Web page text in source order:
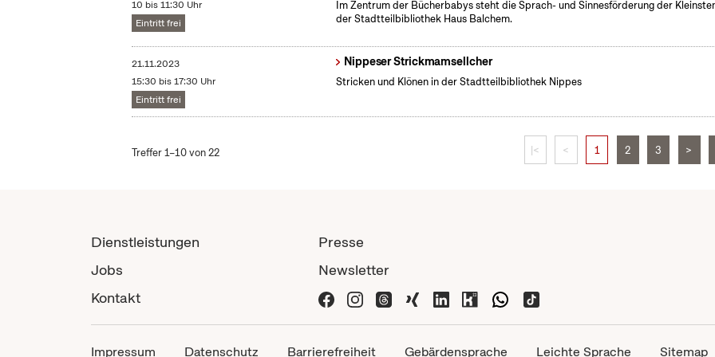
10 bis 11:30 Uhr
Eintritt frei
Im Zentrum der Bücherbabys steht die Sprach- und Sinnesförderung der
der Stadtteilbibliothek Haus Balchem.
21.11.2023
15:30 bis 17:30 Uhr
Eintritt frei
Nippeser Strickmamsellcher
Stricken und Klönen in der Stadtteilbibliothek Nippes
Treffer 1–10 von 22 |< < 1 2 3 >
Dienstleistungen
Jobs
Kontakt
Presse
Newsletter
Impressum Datenschutz Barrierefreiheit Gebärdensprache Leichte Sprache Sitemap